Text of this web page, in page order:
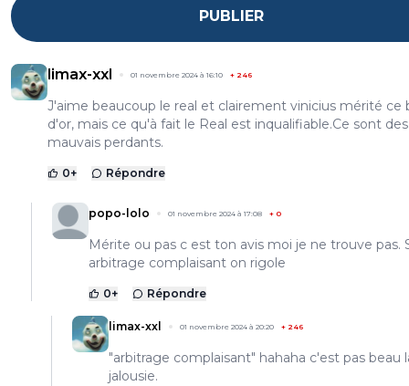
PUBLIER
limax-xxl 01 novembre 2024 à 16:10 + 246
J'aime beaucoup le real et clairement vinicius mérité ce
d'or, mais ce qu'à fait le Real est inqualifiable.Ce sont des
mauvais perdants.
0+ Répondre
popo-lolo 01 novembre 2024 à 17:08 + 0
Mérite ou pas c est ton avis moi je ne trouve pas.
arbitrage complaisant on rigole
0+ Répondre
limax-xxl 01 novembre 2024 à 20:20 + 246
"arbitrage complaisant" hahaha c'est pas beau
jalousie.